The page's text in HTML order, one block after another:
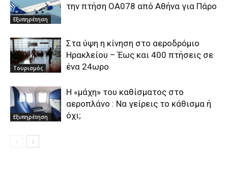
Εξυπηρέτηση
την πτήση ΟΑ078 από Αθήνα για Πάρο
Τουρισμός
Στα ύψη η κίνηση στο αεροδρόμιο
Ηρακλείου – Έως και 400 πτήσεις σε
ένα 24ωρο
Εξυπηρέτηση
Η «μάχη» του καθίσματος στο
αεροπλάνο : Να γείρεις το κάθισμα ή
όχι;